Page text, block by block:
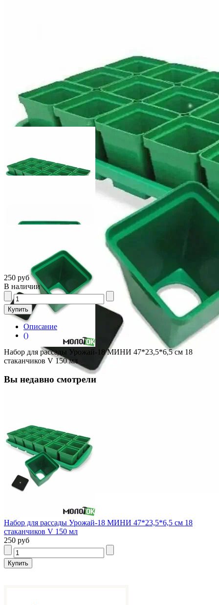
250 руб
В наличии
Описание
()
Набор для рассады Урожай-18 МИНИ 47*23,5*6,5 см 18
стаканчиков V 150 мл
Вы недавно смотрели
Набор для рассады Урожай-18 МИНИ 47*23,5*6,5 см 18
стаканчиков V 150 мл
250 руб